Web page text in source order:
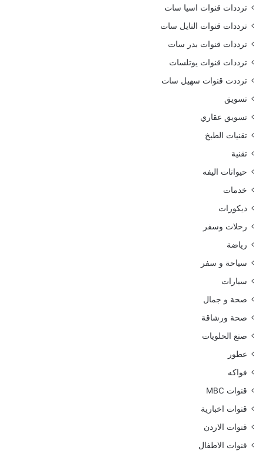
ترددات قنوات اسيا سات
ترددات قنوات النايل سات
ترددات قنوات بدر سات
ترددات قنوات يوتلسات
ترددت قنوات سهيل سات
تسويق
تسويق عقاري
تقنيات الطبخ
تقنية
حيوانات اليفه
خدمات
ديكورات
رحلات وسفر
رياضة
سياحة و سفر
سيارات
صحة و جمال
صحة ورشاقة
صنع الحلويات
عطور
فواكه
قنوات MBC
قنوات اخبارية
قنوات الاردن
قنوات الاطفال